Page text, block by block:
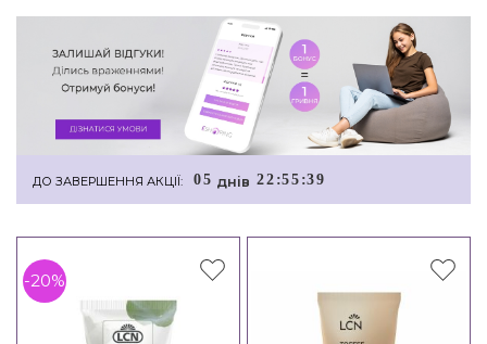
ДО ЗАВЕРШЕННЯ АКЦІЇ: 05 днiв 22 :55 :38
-20%